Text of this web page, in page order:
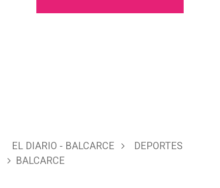
EL DIARIO - BALCARCE
DEPORTES
BALCARCE